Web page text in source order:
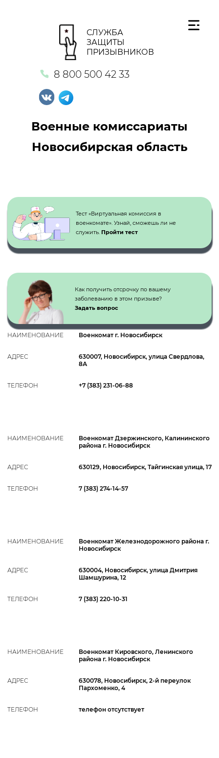
СЛУЖБА
ЗАЩИТЫ
ПРИЗЫВНИКОВ
8 800 500 42 33
Военные комиссариаты
Новосибирская область
Тест «Виртуальная комиссия в
военкомате». Узнай, сможешь ли не
служить. Пройти тест
Как получить отсрочку по вашему
заболеванию в этом призыве?
Задать вопрос
НАИМЕНОВАНИЕ Военкомат г. Новосибирск
АДРЕС
630007, Новосибирск, улица Свердлова,
8А
ТЕЛЕФОН +7 (383) 231-06-88
НАИМЕНОВАНИЕ
Военкомат Дзержинского, Калининского
района г. Новосибирск
АДРЕС 630129, Новосибирск, Тайгинская улица, 17
ТЕЛЕФОН 7 (383) 274-14-57
НАИМЕНОВАНИЕ
Военкомат Железнодорожного района г.
Новосибирск
АДРЕС
630004, Новосибирск, улица Дмитрия
Шамшурина, 12
ТЕЛЕФОН 7 (383) 220-10-31
НАИМЕНОВАНИЕ
Военкомат Кировского, Ленинского
района г. Новосибирск
АДРЕС
630078, Новосибирск, 2-й переулок
Пархоменко, 4
ТЕЛЕФОН телефон отсутствует